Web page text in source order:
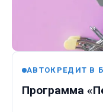
АВТОКРЕДИТ В
Программа